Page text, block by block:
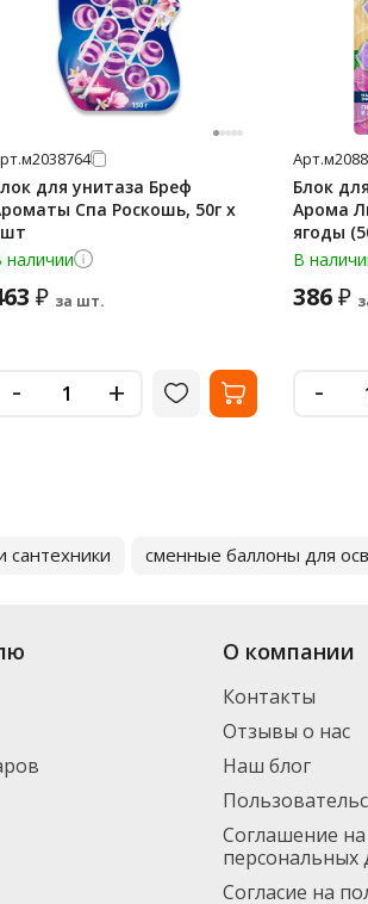
м2038764
для унитаза Бреф
Спа Роскошь, 50г x
наличии
₽ за шт.
- +
Арт.
Блок
Арома
ягоды
В
386₽
-
сантехники сменные баллоны для
О компании
Контакты
Отзывы о нас
Наш блог
Соглашение
персональных
Согласие на